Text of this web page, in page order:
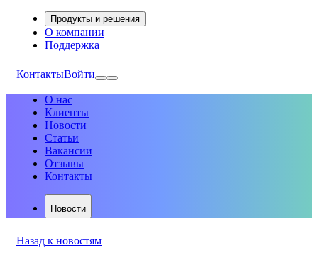
Продукты и решения
О компании
Поддержка
КонтактыВойти
О нас
Клиенты
Новости
Статьи
Вакансии
Отзывы
Контакты
Новости
Назад к новостям